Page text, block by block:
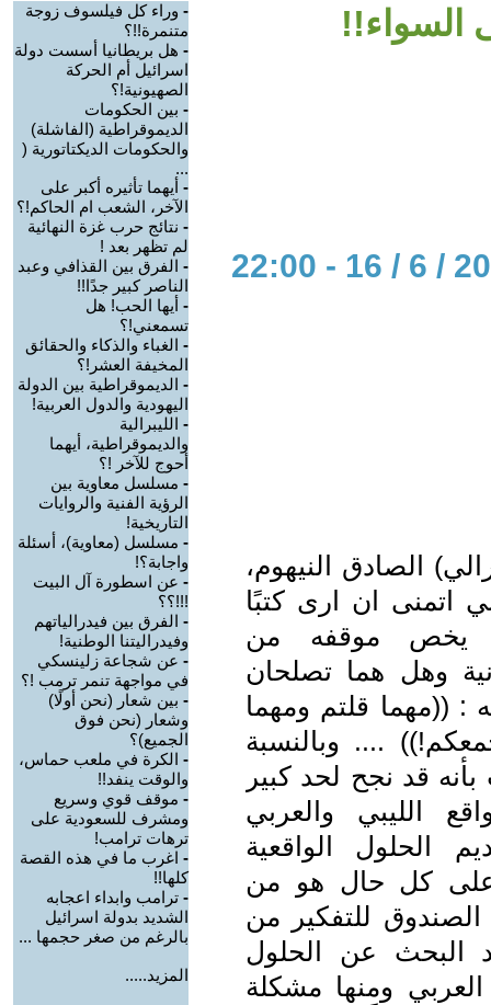
السواء!!
الصادق النيهوم،
اتمنى ان ارى كتبًا
يخص موقفه من
وهل هما تصلحان
: ((مهما قلتم ومهما
.... وبالنسبة
قد نجح لحد كبير
الليبي والعربي
الحلول الواقعية
على كل حال هو من
الصندوق للتفكير من
البحث عن الحلول
ومنها مشكلة
- وراء كل فيلسوف زوجة
متنمرة!!؟
- هل بريطانيا أسست دولة
اسرائيل أم الحركة
الصهيونية!؟
- بين الحكومات
الديموقراطية (الفاشلة)
والحكومات الديكتاتورية (
...
- أيهما تأثيره أكبر على
الآخر، الشعب ام الحاكم!؟
- نتائج حرب غزة النهائية
لم تظهر بعد !
- الفرق بين القذافي وعبد
الناصر كبير جدًا!!
- أيها الحب! هل
تسمعني!؟
- الغباء والذكاء والحقائق
المخيفة العشر!؟
- الديموقراطية بين الدولة
اليهودية والدول العربية!
- الليبرالية
والديموقراطية، أيهما
أحوج للآخر !؟
- مسلسل معاوية بين
الرؤية الفنية والروايات
التاريخية!
- مسلسل (معاوية)، أسئلة
واجابة؟!
- عن اسطورة آل البيت
!!!؟؟
- الفرق بين فيدرالياتهم
وفيدراليتنا الوطنية!
- عن شجاعة زلينسكي
في مواجهة تنمر ترمب !؟
- بين شعار (نحن أولًا)
وشعار (نحن فوق
الجميع)؟
- الكرة في ملعب حماس،
والوقت ينفد!!
- موقف قوي وسريع
ومشرف للسعودية على
ترهات ترامب!
- اغرب ما في هذه القصة
كلها!!
- ترامب وابداء اعجابه
الشديد بدولة اسرائيل
بالرغم من صغر حجمها ...
المزيد.....